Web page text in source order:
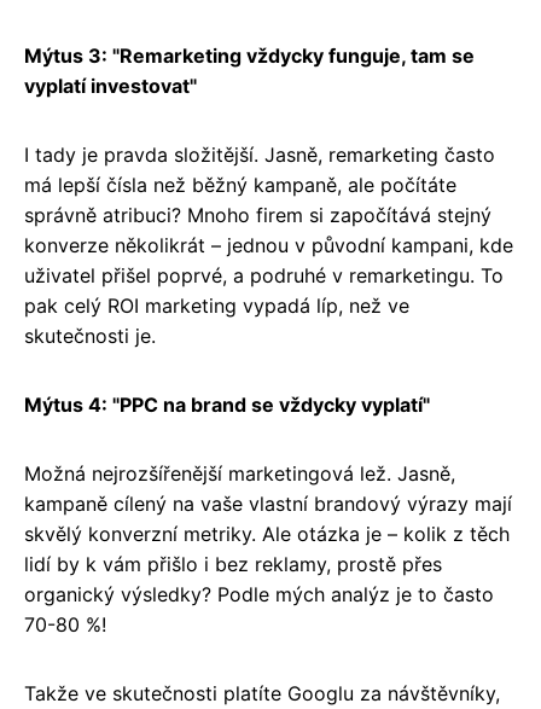
Mýtus 3: "Remarketing vždycky funguje, tam se
vyplatí investovat"
I tady je pravda složitější. Jasně, remarketing často
má lepší čísla než běžný kampaně, ale počítáte
správně atribuci? Mnoho firem si započítává stejný
konverze několikrát – jednou v původní kampani, kde
uživatel přišel poprvé, a podruhé v remarketingu. To
pak celý ROI marketing vypadá líp, než ve
skutečnosti je.
Mýtus 4: "PPC na brand se vždycky vyplatí"
Možná nejrozšířenější marketingová lež. Jasně,
kampaně cílený na vaše vlastní brandový výrazy mají
skvělý konverzní metriky. Ale otázka je – kolik z těch
lidí by k vám přišlo i bez reklamy, prostě přes
organický výsledky? Podle mých analýz je to často
70-80 %!
Takže ve skutečnosti platíte Googlu za návštěvníky,